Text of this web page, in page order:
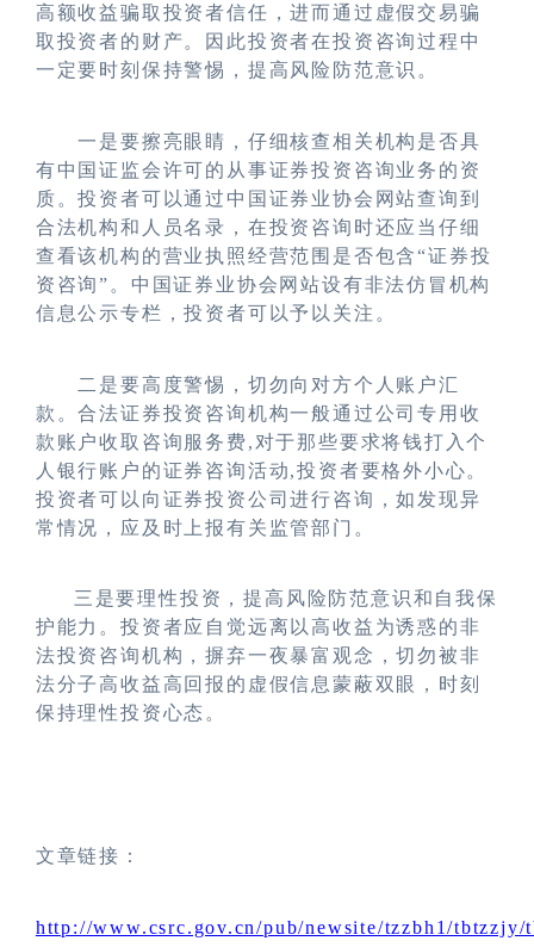
高额收益骗取投资者信任，进而通过虚假交易骗
取投资者的财产。因此投资者在投资咨询过程中
一定要时刻保持警惕，提高风险防范意识。
一是要擦亮眼睛，仔细核查相关机构是否具
有中国证监会许可的从事证券投资咨询业务的资
质。投资者可以通过中国证券业协会网站查询到
合法机构和人员名录，在投资咨询时还应当仔细
查看该机构的营业执照经营范围是否包含“证券投
资咨询”。中国证券业协会网站设有非法仿冒机构
信息公示专栏，投资者可以予以关注。
二是要高度警惕，切勿向对方个人账户汇
款。合法证券投资咨询机构一般通过公司专用收
款账户收取咨询服务费,对于那些要求将钱打入个
人银行账户的证券咨询活动,投资者要格外小心。
投资者可以向证券投资公司进行咨询，如发现异
常情况，应及时上报有关监管部门。
三是要理性投资，提高风险防范意识和自我保
护能力。投资者应自觉远离以高收益为诱惑的非
法投资咨询机构，摒弃一夜暴富观念，切勿被非
法分子高收益高回报的虚假信息蒙蔽双眼，时刻
保持理性投资心态。
文章链接：
http://www.csrc.gov.cn/pub/newsite/tzzbh1/